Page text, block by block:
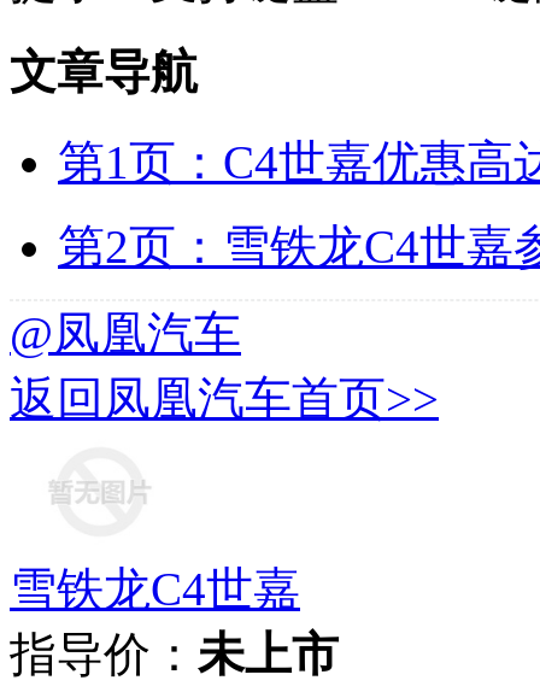
文章导航
第1页：C4世嘉优惠高
第2页：雪铁龙C4世嘉
@凤凰汽车
返回凤凰汽车首页>>
雪铁龙C4世嘉
指导价： 未上市